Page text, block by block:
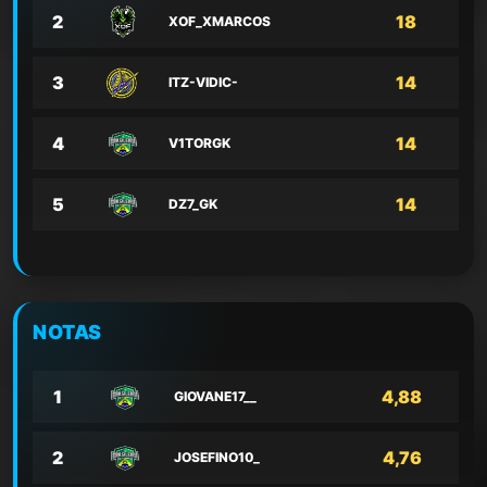
2 XOF_XMARCOS 18
3 ITZ-VIDIC- 14
4 V1TORGK 14
5 DZ7_GK 14
NOTAS
1 GIOVANE17__ 4,88
2 JOSEFINO10_ 4,76